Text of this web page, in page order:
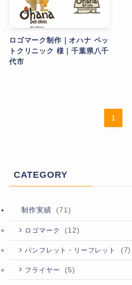
ロゴマーク制作｜オハナ ペッ
トクリニック 様｜千葉県八千
代市
1
CATEGORY
制作実績 (71)
ロゴマーク (12)
パンフレット・リーフレット (7)
フライヤー (5)